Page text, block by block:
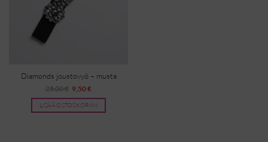
Diamonds joustovyö – musta
25,00€ Alkuperäinen
hinta
oli:
25,00 €.
9,50€
on:
9,50 €.
LISÄÄ OSTOSKORIIN